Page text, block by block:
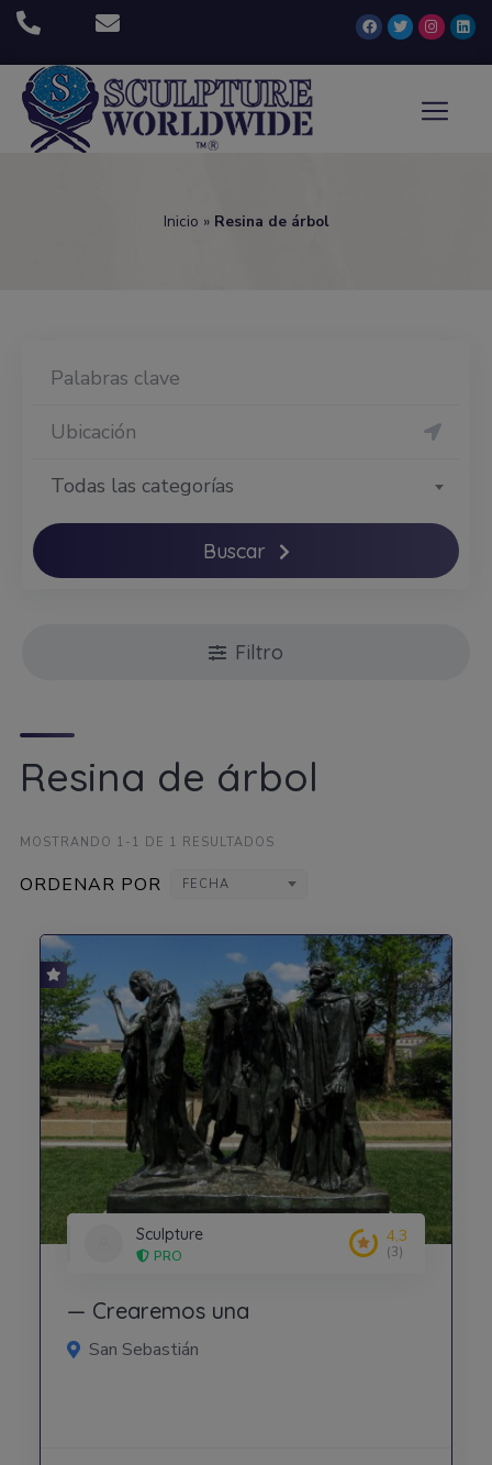
Inicio » Resina de árbol
Todas las categorías
Buscar
Filtro
Resina de árbol
MOSTRANDO 1-1 DE 1 RESULTADOS
ORDENAR POR FECHA
Sculpture
PRO
4,3
(3)
— Crearemos una
San Sebastián